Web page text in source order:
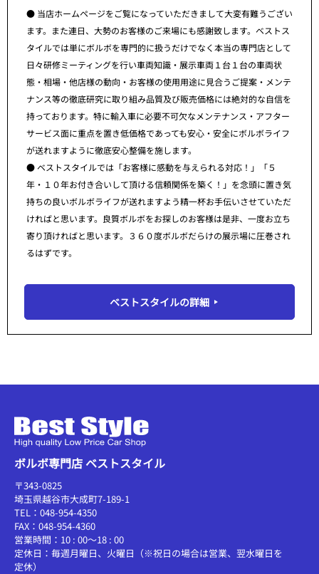
● 当店ホームページをご覧になっていただきまして大変有難うござい
ます。また連日、大勢のお客様のご来場にも感謝致します。ベストス
タイルでは単にボルボを専門的に扱うだけでなく本当の専門店として
日々研修ミーティングを行い車両知識・展示車両１台１台の車両状
態・相場・他店様の動向・お客様の使用用途に見合うご提案・メンテ
ナンス等の徹底研究に取り組み品質及び販売価格には絶対的な自信を
持っております。特に輸入車に必要不可欠なメンテナンス・アフター
サービス面に重点を置き低価格であっても安心・安全にボルボライフ
が送れますように徹底安心整備を施します。
● ベストスタイルでは「お客様に感動を与えられる対応！」「５
年・１０年お付き合いして頂ける信頼関係を築く！」を念頭に置き気
持ちの良いボルボライフが送れますよう精一杯お手伝いさせていただ
ければと思います。良質ボルボをお探しのお客様は是非、一度お立ち
寄り頂ければと思います。３６０度ボルボだらけの展示場に圧巻され
るはずです。
ベストスタイルの詳細
ボルボ専門店 ベストスタイル
〒343-0825
埼玉県越谷市大成町7-189-1
TEL：048-954-4350
FAX：048-954-4360
営業時間：10 : 00～18 : 00
定休日：毎週月曜日、火曜日（※祝日の場合は営業、翌水曜日を
定休）